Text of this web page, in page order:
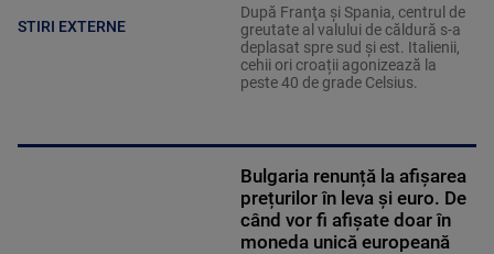
STIRI EXTERNE
După Franţa şi Spania, centrul de
greutate al valului de căldură s-a
deplasat spre sud şi est. Italienii,
cehii ori croații agonizează la
peste 40 de grade Celsius.
Bulgaria renunță la afișarea
prețurilor în leva și euro. De
când vor fi afișate doar în
moneda unică europeană